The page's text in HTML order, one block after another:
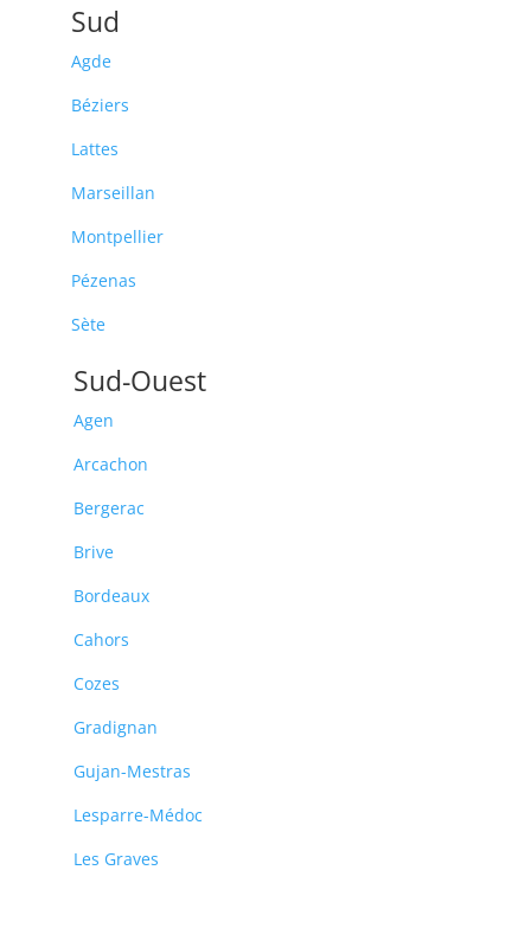
Sud
Agde
Béziers
Lattes
Marseillan
Montpellier
Pézenas
Sète
Sud-Ouest
Agen
Arcachon
Bergerac
Brive
Bordeaux
Cahors
Cozes
Gradignan
Gujan-Mestras
Lesparre-Médoc
Les Graves